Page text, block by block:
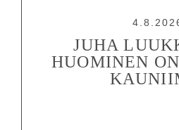
JUHA
HUOMINEN